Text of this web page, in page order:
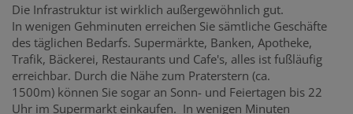
Die Infrastruktur ist wirklich außergewöhnlich gut.
In wenigen Gehminuten erreichen Sie sämtliche Geschäfte
des täglichen Bedarfs. Supermärkte, Banken, Apotheke,
Trafik, Bäckerei, Restaurants und Cafe's, alles ist fußläufig
erreichbar. Durch die Nähe zum Praterstern (ca.
1500m) können Sie sogar an Sonn- und Feiertagen bis 22
Uhr im Supermarkt einkaufen. In wenigen Minuten